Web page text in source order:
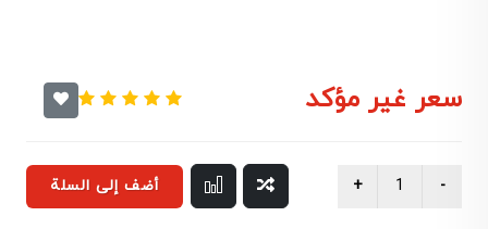
سعر غير مؤكد
أضف إلى السلة